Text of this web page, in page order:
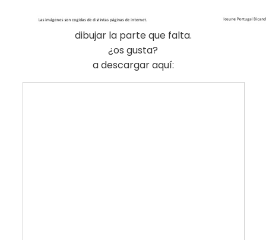
dibujar la parte que falta.
¿os gusta?
a descargar aquí: